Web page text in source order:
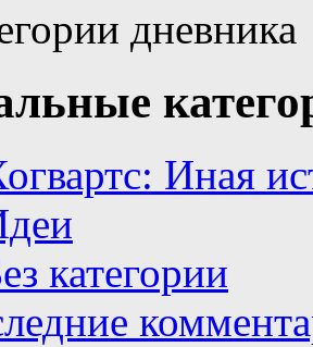
дневника
Иная
категории